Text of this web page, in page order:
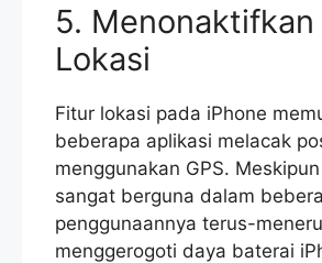
5.
Lokasi
Fitur lokasi pada iPhone
beberapa aplikasi melacak
menggunakan GPS.
sangat berguna dalam
penggunaannya terus-
menggerogoti daya baterai